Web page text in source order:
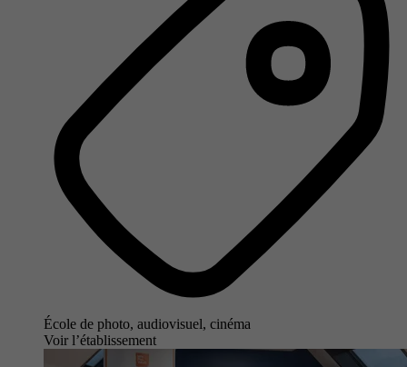
École de photo, audiovisuel, cinéma
Voir l’établissement